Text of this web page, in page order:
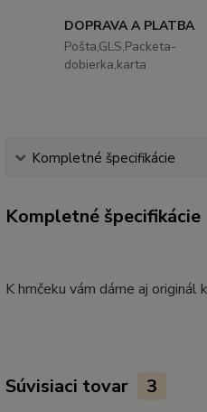
DOPRAVA A PLATBA
Pošta,GLS,Packeta-
dobierka,karta
Kompletné špecifikácie
Kompletné špecifikácie
K hrnčeku vám dáme aj originál
Súvisiaci tovar 3